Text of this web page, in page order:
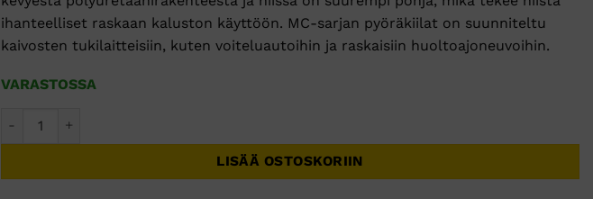
ihanteelliset raskaan kaluston käyttöön. MC-sarjan pyöräkiilat on suunniteltu
kaivosten tukilaitteisiin, kuten voiteluautoihin ja raskaisiin huoltoajoneuvoihin.
VARASTOSSA
LISÄÄ OSTOSKORIIN